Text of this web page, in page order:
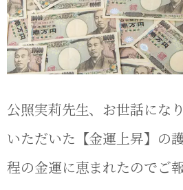
公照実莉先生、お世話にな
いただいた【金運上昇】の
程の金運に恵まれたのでご